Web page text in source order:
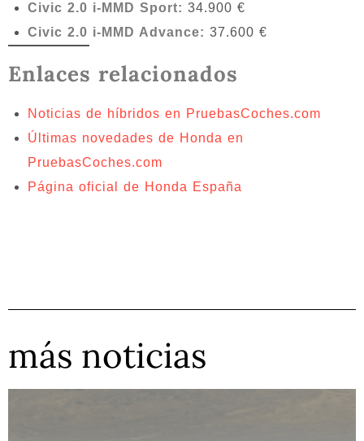
Civic 2.0 i-MMD Sport: 34.900 €
Civic 2.0 i-MMD Advance: 37.600 €
Enlaces relacionados
Noticias de híbridos en PruebasCoches.com
Últimas novedades de Honda en
PruebasCoches.com
Página oficial de Honda España
más noticias